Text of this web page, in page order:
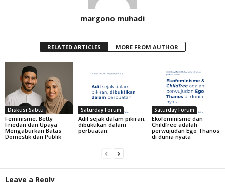
margono muhadi
RELATED ARTICLES MORE FROM AUTHOR
Diskusi Sabtu
Feminisme, Betty
Friedan dan Upaya
Mengaburkan Batas
Domestik dan Publik
Saturday Forum
Adil sejak dalam pikiran,
dibuktikan dalam
perbuatan.
Saturday Forum
Ekofeminisme dan
Childfree adalah
perwujudan Ego Thanos
di dunia nyata
Leave a Reply